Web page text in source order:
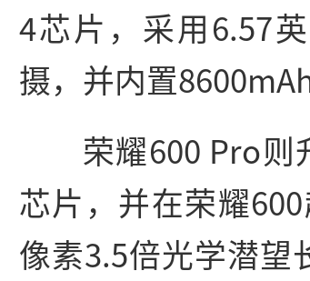
4芯片，采用6.57
摄，并内置
荣耀600 Pro
芯片，并在荣耀
像素3.5倍光学潜望